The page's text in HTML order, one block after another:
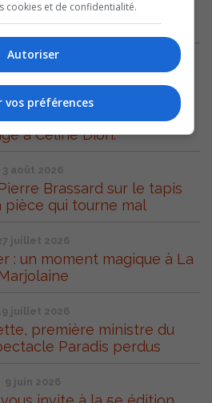
natif de Sorel-Tracy,
nous présente son tout
« Éternelle Céline » en
à Céline Dion.
3 août 2026
Brassard sur le tapis
pièce qui tourne mal
juillet 2026
: un moment magique à La
Marjolaine
juillet 2026
première ministre du
Paradis perdus
9 juin 2026
cookies et de confidentialité.
Autoriser
vos préférences